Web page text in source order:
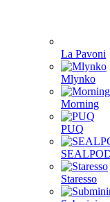
La Pavoni
Mlynko
Morning
PUQ
Staresso